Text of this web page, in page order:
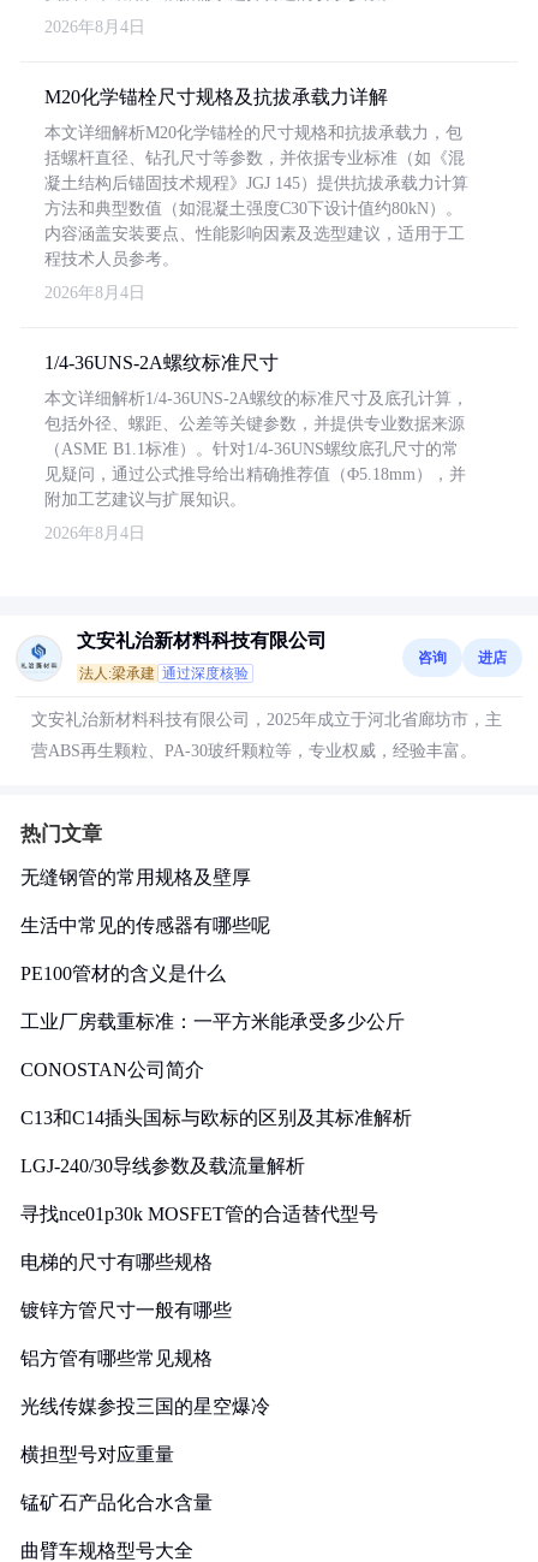
2026年8月4日
M20化学锚栓尺寸规格及抗拔承载力详解
本文详细解析M20化学锚栓的尺寸规格和抗拔承载力，包
括螺杆直径、钻孔尺寸等参数，并依据专业标准（如《混
凝土结构后锚固技术规程》JGJ 145）提供抗拔承载力计算
方法和典型数值（如混凝土强度C30下设计值约80kN）。
内容涵盖安装要点、性能影响因素及选型建议，适用于工
程技术人员参考。
2026年8月4日
1/4-36UNS-2A螺纹标准尺寸
本文详细解析1/4-36UNS-2A螺纹的标准尺寸及底孔计算，
包括外径、螺距、公差等关键参数，并提供专业数据来源
（ASME B1.1标准）。针对1/4-36UNS螺纹底孔尺寸的常
见疑问，通过公式推导给出精确推荐值（Φ5.18mm），并
附加工艺建议与扩展知识。
2026年8月4日
文安礼治新材料科技有限公司
法人:梁承建 通过深度核验
咨询 进店
文安礼治新材料科技有限公司，2025年成立于河北省廊坊市，主
营ABS再生颗粒、PA-30玻纤颗粒等，专业权威，经验丰富。
热门文章
无缝钢管的常用规格及壁厚
生活中常见的传感器有哪些呢
PE100管材的含义是什么
工业厂房载重标准：一平方米能承受多少公斤
CONOSTAN公司简介
C13和C14插头国标与欧标的区别及其标准解析
LGJ-240/30导线参数及载流量解析
寻找nce01p30k MOSFET管的合适替代型号
电梯的尺寸有哪些规格
镀锌方管尺寸一般有哪些
铝方管有哪些常见规格
光线传媒参投三国的星空爆冷
横担型号对应重量
锰矿石产品化合水含量
曲臂车规格型号大全